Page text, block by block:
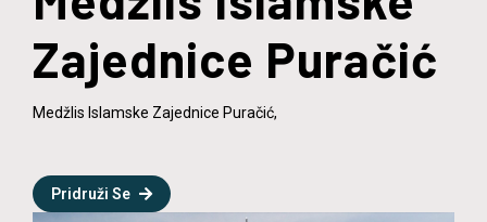
Zajednice Puračić
Medžlis Islamske Zajednice Puračić,
Pridruži Se